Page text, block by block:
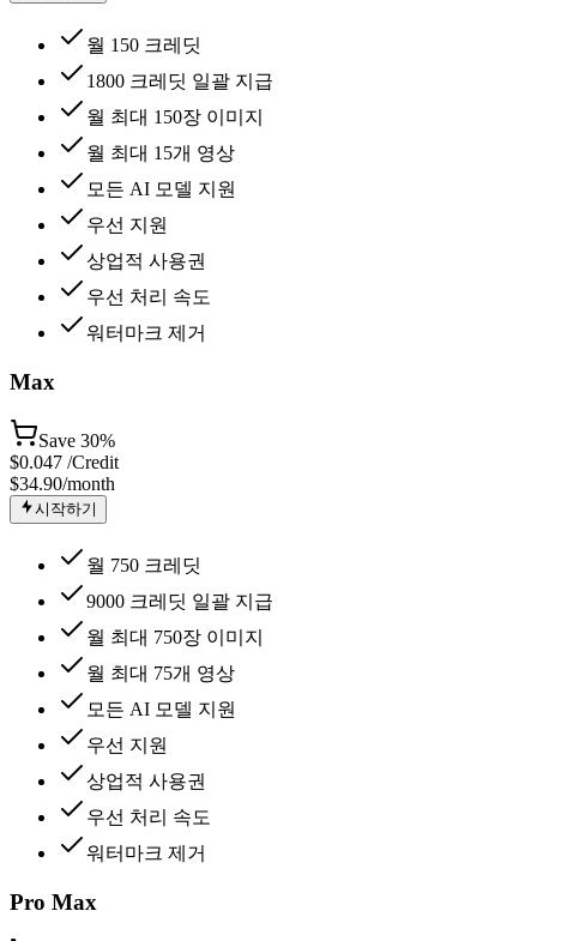
월 150 크레딧
1800 크레딧 일괄 지급
월 최대 150장 이미지
월 최대 15개 영상
모든 AI 모델 지원
우선 지원
상업적 사용권
우선 처리 속도
워터마크 제거
Max
Save 30%
$0.047 /Credit
$34.90/month
시작하기
월 750 크레딧
9000 크레딧 일괄 지급
월 최대 750장 이미지
월 최대 75개 영상
모든 AI 모델 지원
우선 지원
상업적 사용권
우선 처리 속도
워터마크 제거
Pro Max